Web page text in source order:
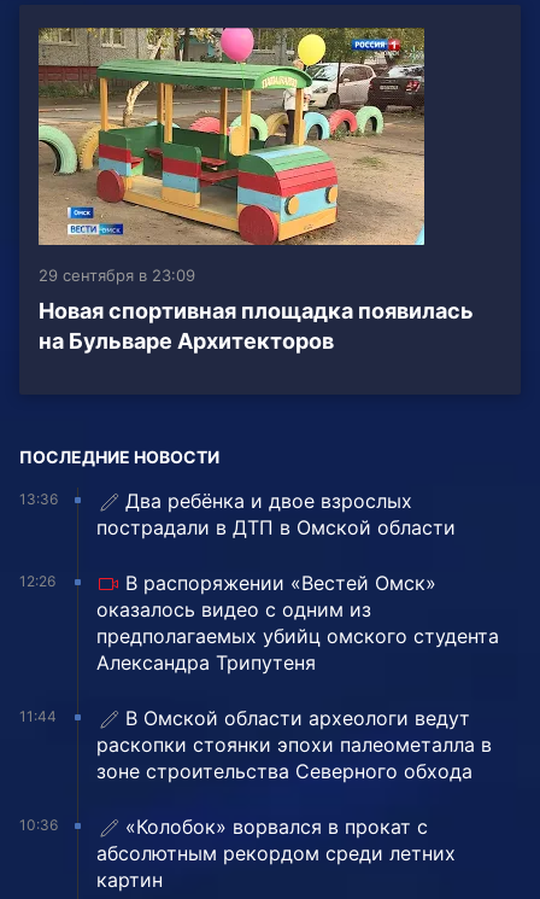
29 сентября в 23:09
Новая спортивная площадка появилась
на Бульваре Архитекторов
ПОСЛЕДНИЕ НОВОСТИ
13:36
Два ребёнка и двое взрослых
пострадали в ДТП в Омской области
12:26
В распоряжении «Вестей Омск»
оказалось видео с одним из
предполагаемых убийц омского студента
Александра Трипутеня
11:44
В Омской области археологи ведут
раскопки стоянки эпохи палеометалла в
зоне строительства Северного обхода
10:36
«Колобок» ворвался в прокат с
абсолютным рекордом среди летних
картин